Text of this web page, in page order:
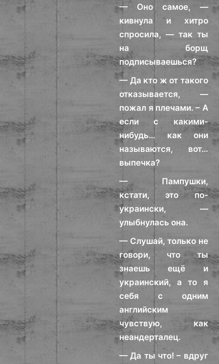
— Оно самое, —
кивнула и хитро
спросила, — так ты
на борщ
подписываешься?
— Да кто ж от такого
отказывается, —
пожал я плечами. – А
если с какими-
нибудь… как они
называются, вот…
выпечка?
— Пампушки,
кстати, это по-
украински, —
улыбнулась она.
— Слушай, только не
говори, что ты
знаешь ещё и
украинский, а то я
себя с одним
английским
чувствую, как
неандерталец.
— Да ты что! – вдруг